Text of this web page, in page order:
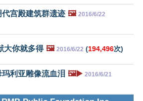
宫殿建筑群遗迹 🖼️ 2016/6/22
大你就多得 🖼️ 2016/6/22 (194,496次)
利亚雕像流血泪 🖼️▶️ 2016/6/21